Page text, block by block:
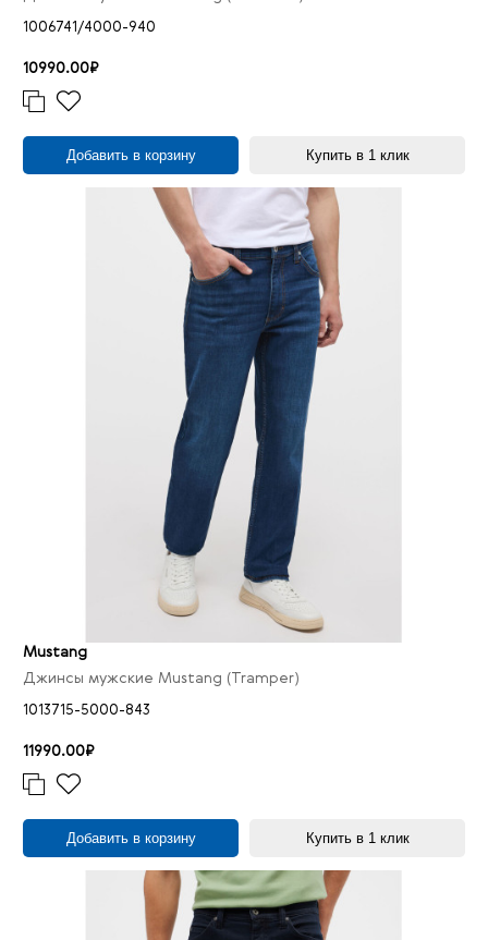
1006741/4000-940
10990.00₽
Добавить в корзину Купить в 1 клик
Mustang
Джинсы мужские Mustang (Tramper)
1013715-5000-843
11990.00₽
Добавить в корзину Купить в 1 клик